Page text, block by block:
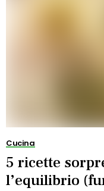
Cucina
5 ricette
l’equilibrio